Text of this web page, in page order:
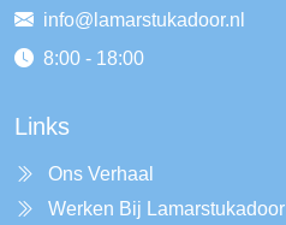
info@lamarstukadoor.nl
8:00 - 18:00
Links
Ons Verhaal
Werken Bij Lamarstukadoor